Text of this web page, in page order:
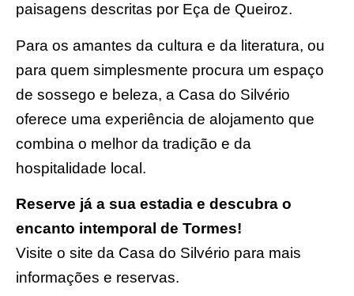
paisagens descritas por Eça de Queiroz.
Para os amantes da cultura e da literatura, ou
para quem simplesmente procura um espaço
de sossego e beleza, a Casa do Silvério
oferece uma experiência de alojamento que
combina o melhor da tradição e da
hospitalidade local.
Reserve já a sua estadia e descubra o
encanto intemporal de Tormes!
Visite o site da Casa do Silvério para mais
informações e reservas.